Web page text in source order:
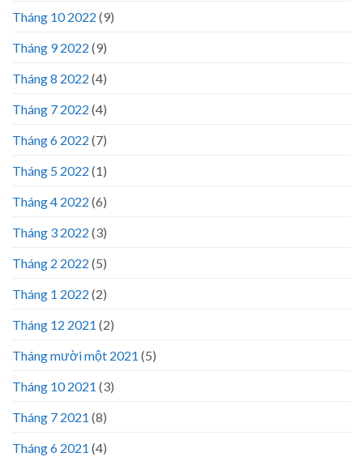
Tháng 10 2022 (9)
Tháng 9 2022 (9)
Tháng 8 2022 (4)
Tháng 7 2022 (4)
Tháng 6 2022 (7)
Tháng 5 2022 (1)
Tháng 4 2022 (6)
Tháng 3 2022 (3)
Tháng 2 2022 (5)
Tháng 1 2022 (2)
Tháng 12 2021 (2)
Tháng mười một 2021 (5)
Tháng 10 2021 (3)
Tháng 7 2021 (8)
Tháng 6 2021 (4)